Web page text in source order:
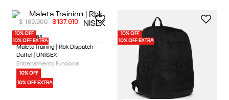
10% OFF
10% OFF EXTRA
4 Colores
Maleta Training | Rbk Dispatch
Duffel | UNISEX
Entrenamiento Funcional
10% OFF
10% OFF EXTRA
$ 169.900 $137.619
10% OFF
10% OFF EXTRA